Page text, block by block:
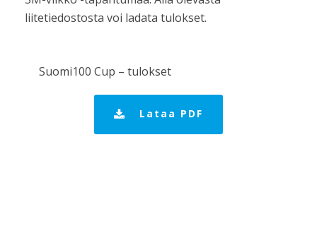
liitetiedostosta voi ladata tulokset.
Suomi100 Cup – tulokset
Lataa PDF